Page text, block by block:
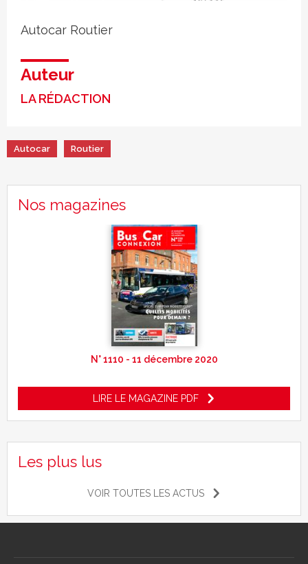
Autocar Routier
Auteur
LA RÉDACTION
Autocar Routier
Nos magazines
N° 1110 - 11 décembre 2020
LIRE LE MAGAZINE PDF
Les plus lus
VOIR TOUTES LES ACTUS